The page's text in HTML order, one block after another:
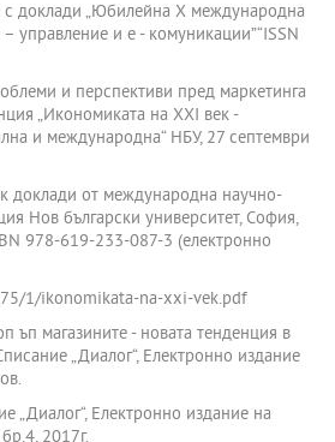
доклади „Юбилейна Х международна
управление и е - комуникации”“ISSN
и перспективи пред маркетинга
„Икономиката на ХХI век -
и международна“ НБУ, 27 септември
доклади от международна научно-
Нов български университет, София,
978-619-233-087-3 (електронно
1/ikonomikata-na-xxi-vek.pdf
ъп магазините - новата тенденция в
„Диалог“, Електронно издание
„Диалог“, Електронно издание на